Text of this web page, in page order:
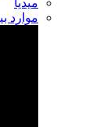
موارد